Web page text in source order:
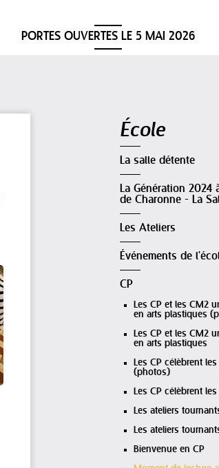
PORTES OUVERTES LE 5 MAI 2026
Navigation
École
La salle détente
La Génération 2024
de Charonne - La
Les Ateliers
Événements de
CP
Les CP et les CM2
en arts plastiques
Les CP et les CM2
en arts plastiques
Les CP célèbrent
(photos)
Les CP célèbrent
Les ateliers
Les ateliers
Bienvenue en CP